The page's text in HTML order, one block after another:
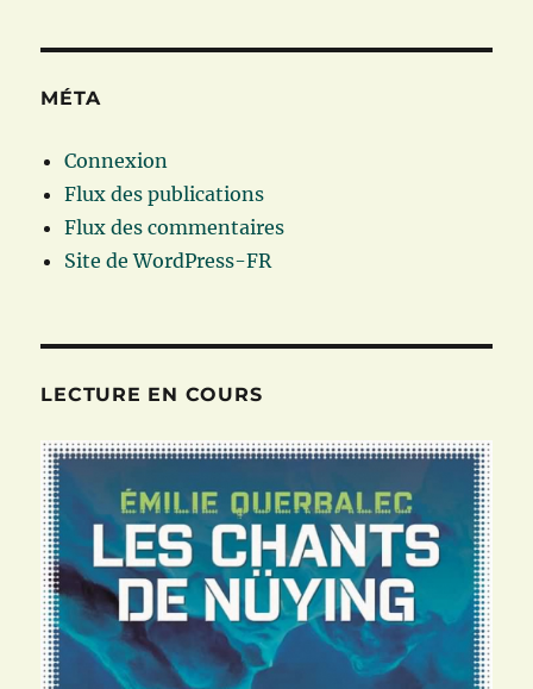
MÉTA
Connexion
Flux des publications
Flux des commentaires
Site de WordPress-FR
LECTURE EN COURS